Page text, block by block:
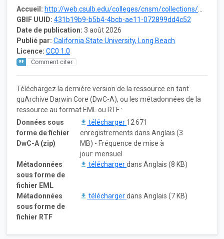
Accueil: http://web.csulb.edu/colleges/cnsm/collections/mammals/
GBIF UUID: 431b19b9-b5b4-4bcb-ae11-072899dd4c52
Date de publication: 3 août 2026
Publié par: California State University, Long Beach
Licence: CC0 1.0
Comment citer
Téléchargez la dernière version de la ressource en tant
quArchive Darwin Core (DwC-A), ou les métadonnées de la
ressource au format EML ou RTF :
Données sous
forme de fichier
DwC-A (zip)
télécharger 12 671
enregistrements dans Anglais (3
MB) - Fréquence de mise à
jour: mensuel
Métadonnées
sous forme de
fichier EML
téléchargerdans Anglais (8 KB)
Métadonnées
sous forme de
fichier RTF
téléchargerdans Anglais (7 KB)